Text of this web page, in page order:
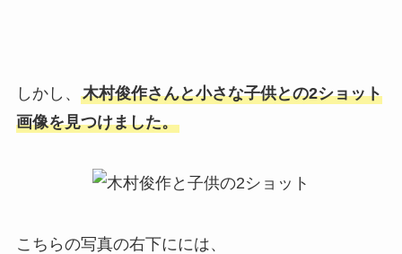
しかし、 木村俊作さんと小さな子供との2ショット
画像を見つけました。
こちらの写真の右下にには、